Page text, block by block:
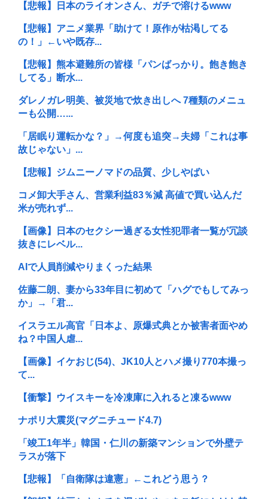
【悲報】日本のライオンさん、ガチで溶けるwww
【悲報】アニメ業界「助けて！原作が枯渇してる
の！」←いや既存...
【悲報】熊本避難所の皆様「パンばっかり。飽き飽き
してる」断水...
ダレノガレ明美、被災地で炊き出しへ 7種類のメニュ
ーも公開…...
「居眠り運転かな？」→何度も追突→夫婦「これは事
故じゃない」...
【悲報】ジムニーノマドの品質、少しやばい
コメ卸大手さん、営業利益83％減 高値で買い込んだ
米が売れず...
【画像】日本のセクシー過ぎる女性犯罪者一覧が冗談
抜きにレベル...
AIで人員削減やりまくった結果
佐藤二朗、妻から33年目に初めて「ハグでもしてみっ
か」→「君...
イスラエル高官「日本よ、原爆式典とか被害者面やめ
ね？中国人虐...
【画像】イケおじ(54)、JK10人とハメ撮り770本撮っ
て...
【衝撃】ウイスキーを冷凍庫に入れると凍るwww
ナポリ大震災(マグニチュード4.7)
「竣工1年半」韓国・仁川の新築マンションで外壁テ
ラスが落下
【悲報】「自衛隊は違憲」←これどう思う？